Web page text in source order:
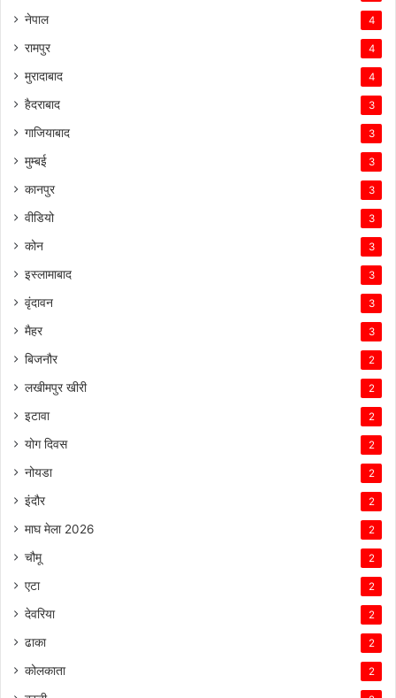
नेपाल 4
रामपुर 4
मुरादाबाद 4
हैदराबाद 3
गाजियाबाद 3
मुम्बई 3
कानपुर 3
वीडियो 3
कोन 3
इस्लामाबाद 3
वृंदावन 3
मैहर 3
बिजनौर 2
लखीमपुर खीरी 2
इटावा 2
योग दिवस 2
नोयडा 2
इंदौर 2
माघ मेला 2026 2
चौमू 2
एटा 2
देवरिया 2
ढाका 2
कोलकाता 2